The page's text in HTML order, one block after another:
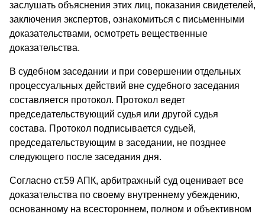
заслушать объяснения этих лиц, показания свидетелей,
заключения экспертов, ознакомиться с письменными
доказательствами, осмотреть вещественные
доказательства.
В судебном заседании и при совершении отдельных
процессуальных действий вне судебного заседания
составляется протокол. Протокол ведет
председательствующий судья или другой судья
состава. Протокол подписывается судьей,
председательствующим в заседании, не позднее
следующего после заседания дня.
Согласно ст.59 АПК, арбитражный суд оценивает все
доказательства по своему внутреннему убеждению,
основанному на всестороннем, полном и объективном